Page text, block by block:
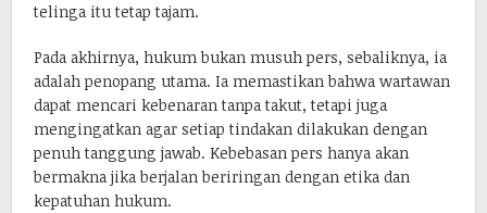
telinga itu tetap tajam.
Pada akhirnya, hukum bukan musuh pers, sebaliknya, ia
adalah penopang utama. Ia memastikan bahwa wartawan
dapat mencari kebenaran tanpa takut, tetapi juga
mengingatkan agar setiap tindakan dilakukan dengan
penuh tanggung jawab. Kebebasan pers hanya akan
bermakna jika berjalan beriringan dengan etika dan
kepatuhan hukum.